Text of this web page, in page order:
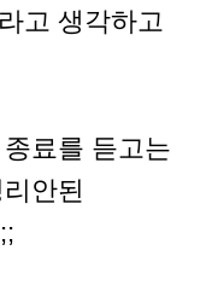
고 생각하고
료를 듣고는
안된